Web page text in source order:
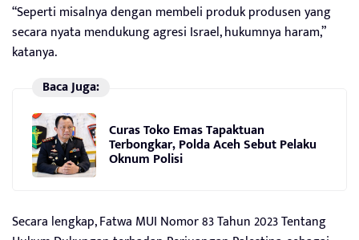
“Seperti misalnya dengan membeli produk produsen yang
secara nyata mendukung agresi Israel, hukumnya haram,”
katanya.
Baca Juga:
Curas Toko Emas Tapaktuan
Terbongkar, Polda Aceh Sebut Pelaku
Oknum Polisi
Secara lengkap, Fatwa MUI Nomor 83 Tahun 2023 Tentang